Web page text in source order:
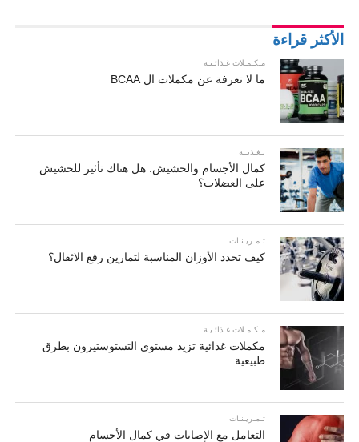
الأكثر قراءة
مـكـمـلات غـذائـيـة
ما لا تعرفة عن مكملات ال BCAA
تـغـذيــة
كمال الأجسام والحشيش: هل هناك تأثير للحشيش
على العضلات؟
تـمـريـنـات
كيف تحدد الأوزان المناسبة لتمارين رفع الاثقال؟
مـكـمـلات غـذائـيـة
مكملات غذائية تزيد مستوى التستوستيرون بطرق
طبيعية
تـمـريـنـات
التعامل مع الإصابات في كمال الأجسام